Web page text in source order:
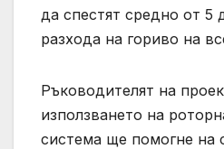
да спестят средно от 5
разхода на гориво на
Ръководителят на
използването на
система ще помогне на